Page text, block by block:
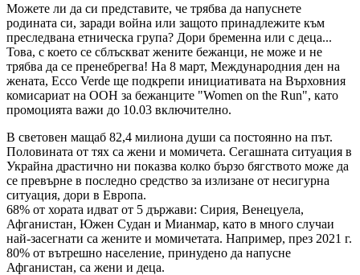
Можете ли да си представите, че трябва да напуснете
родината си, заради война или защото принадлежите към
преследвана етническа група? Дори бременна или с деца...
Това, с което се сблъскват жените бежанци, не може и не
трябва да се пренебрегва! На 8 март, Международния ден на
жената, Ecco Verde ще подкрепи инициативата на Върховния
комисариат на ООН за бежанците "Women on the Run", като
промоцията важи до 10.03 включително.
В световен мащаб 82,4 милиона души са постоянно на път.
Половината от тях са жени и момичета. Сегашната ситуация в
Украйна драстично ни показва колко бързо бягството може да
се превърне в последно средство за излизане от несигурна
ситуация, дори в Европа.
68% от хората идват от 5 държави: Сирия, Венецуела,
Афганистан, Южен Судан и Мианмар, като в много случаи
най-засегнати са жените и момичетата. Например, през 2021 г.
80% от вътрешно население, принудено да напусне
Афганистан, са жени и деца.